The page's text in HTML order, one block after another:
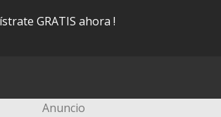
GRATIS ahora !
Anuncio